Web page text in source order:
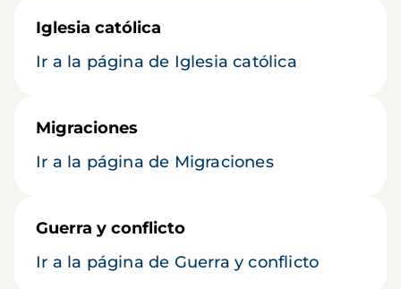
Iglesia católica
Ir a la página de Iglesia católica
Migraciones
Ir a la página de Migraciones
Guerra y conflicto
Ir a la página de Guerra y conflicto